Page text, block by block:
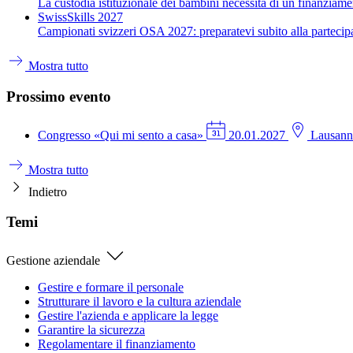
La custodia istituzionale dei bambini necessita di un
SwissSkills 2027
Campionati svizzeri OSA 2027: preparatevi subito alla
Mostra tutto
Prossimo evento
Congresso «Qui mi sento a casa» 20.01.2027
Mostra tutto
Indietro
Temi
Gestione aziendale
Gestire e formare il personale
Strutturare il lavoro e la cultura aziendale
Gestire l'azienda e applicare la legge
Garantire la sicurezza
Regolamentare il finanziamento